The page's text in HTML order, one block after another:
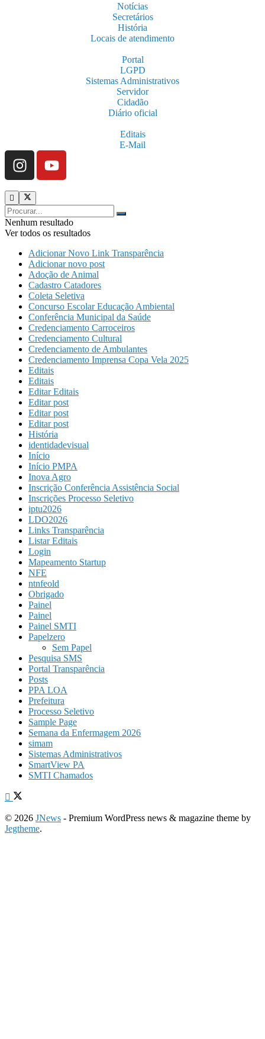
Notícias
Secretários
História
Locais de atendimento
Portal
LGPD
Sistemas Administrativos
Servidor
Cidadão
Diário oficial
Editais
E-Mail
Nenhum resultado
Ver todos os resultados
Adicionar Novo Link Transparência
Adicionar novo post
Adoção de Animal
Cadastro Catadores
Coleta Seletiva
Concurso Escolar Educação Ambiental
Conferência Municipal da Saúde
Credenciamento Carroceiros
Credenciamento Cultural
Credenciamento de Ambulantes
Credenciamento Imprensa Copa Vela 2025
Editais
Editais
Editar Editais
Editar post
Editar post
Editar post
História
identidadevisual
Início
Início PMPA
Inova Agro
Inscrição Conferência Assistência Social
Inscrições Processo Seletivo
iptu2026
LDO2026
Links Transparência
Listar Editais
Login
Mapeamento Startup
NFE
ntnfeold
Obrigado
Painel
Painel
Painel SMTI
Papelzero
Sem Papel
Pesquisa SMS
Portal Transparência
Posts
PPA LOA
Prefeitura
Processo Seletivo
Sample Page
Semana da Enfermagem 2026
simam
Sistemas Administrativos
SmartView PA
SMTI Chamados
© 2026 JNews - Premium WordPress news & magazine theme by
Jegtheme.